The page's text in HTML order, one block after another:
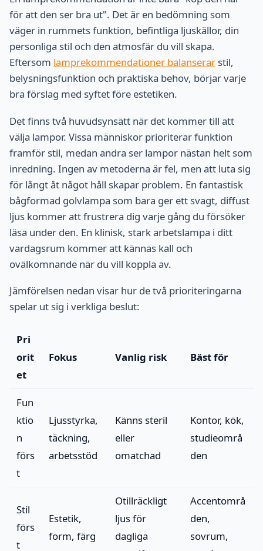
för att den ser bra ut". Det är en bedömning som
väger in rummets funktion, befintliga ljuskällor, din
personliga stil och den atmosfär du vill skapa.
Eftersom lamprekommendationer balanserar stil,
belysningsfunktion och praktiska behov, börjar varje
bra förslag med syftet före estetiken.
Det finns två huvudsynsätt när det kommer till att
välja lampor. Vissa människor prioriterar funktion
framför stil, medan andra ser lampor nästan helt som
inredning. Ingen av metoderna är fel, men att luta sig
för långt åt något håll skapar problem. En fantastisk
bågformad golvlampa som bara ger ett svagt, diffust
ljus kommer att frustrera dig varje gång du försöker
läsa under den. En klinisk, stark arbetslampa i ditt
vardagsrum kommer att kännas kall och
ovälkomnande när du vill koppla av.
Jämförelsen nedan visar hur de två prioriteringarna
spelar ut sig i verkliga beslut:
Pri
orit
et
Fokus Vanlig risk Bäst för
Fun
ktio
n
förs
t
Ljusstyrka,
täckning,
arbetsstöd
Känns steril
eller
omatchad
Kontor, kök,
studieområ
den
Stil
förs
t
Estetik,
form, färg
Otillräckligt
ljus för
dagliga
Accentområ
den,
sovrum,